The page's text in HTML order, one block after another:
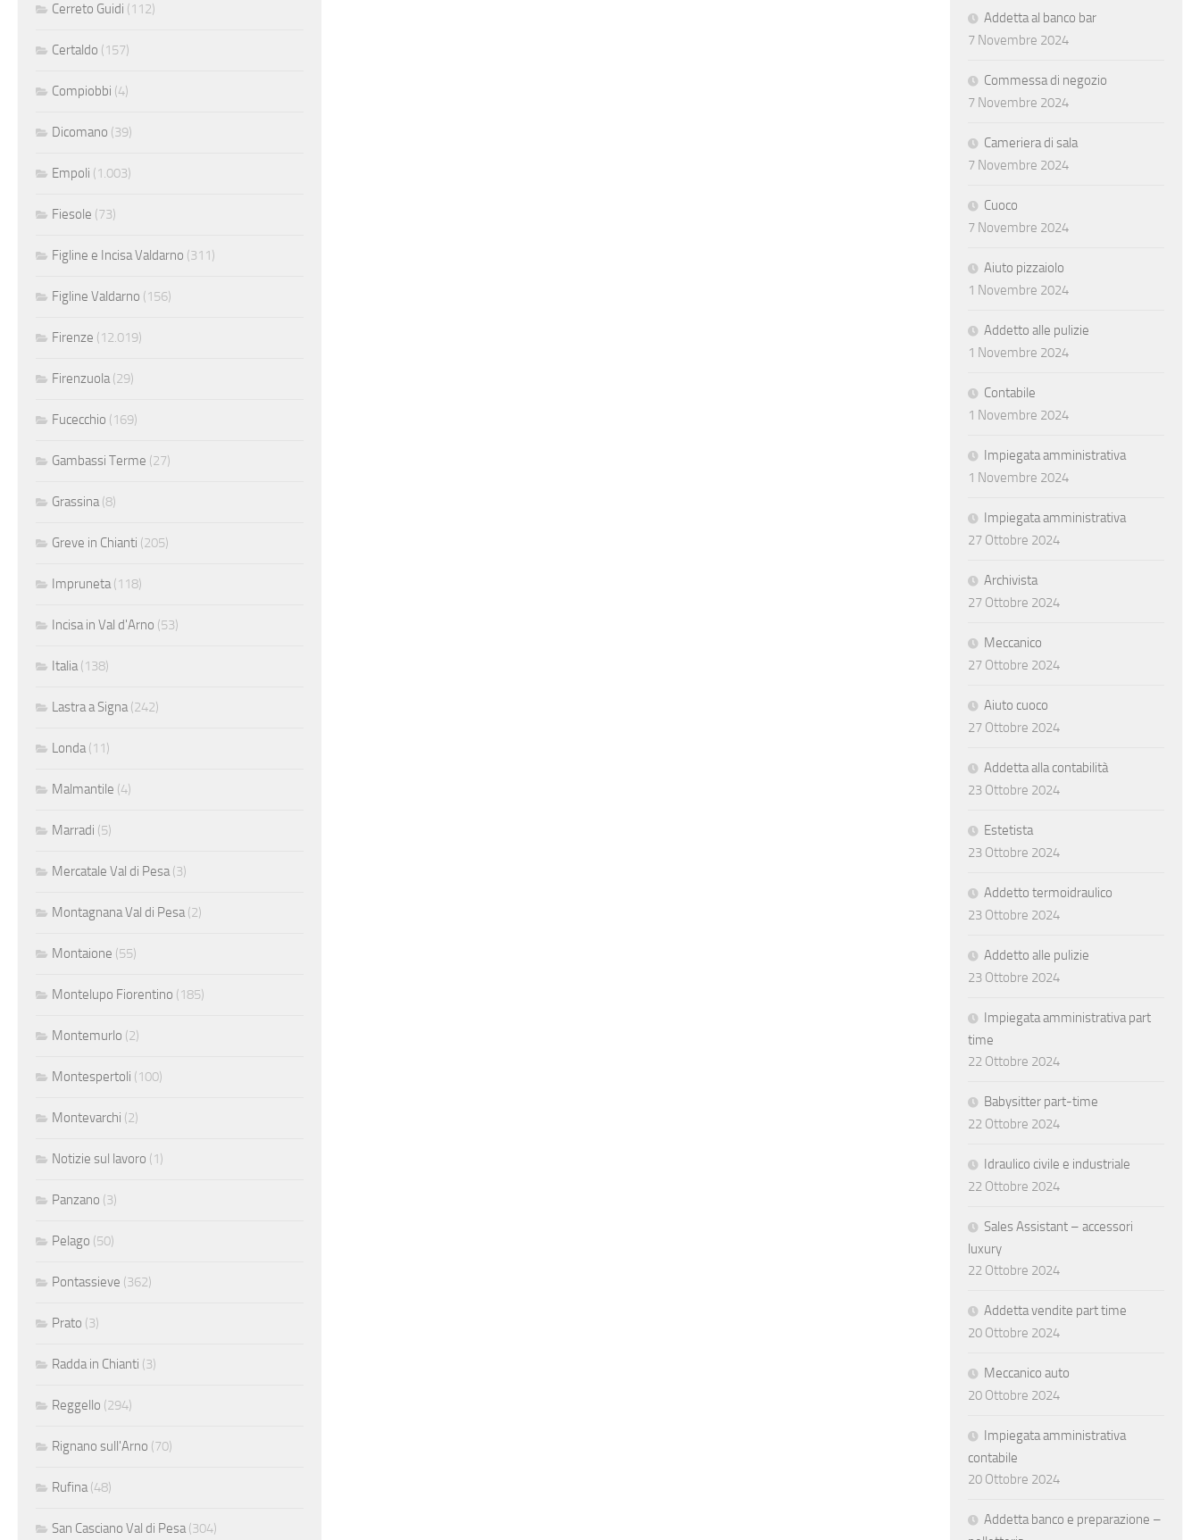
Cerreto Guidi (112)
Certaldo (157)
Compiobbi (4)
Dicomano (39)
Empoli (1.003)
Fiesole (73)
Figline e Incisa Valdarno (311)
Figline Valdarno (156)
Firenze (12.019)
Firenzuola(29)
Fucecchio (169)
Gambassi Terme (27)
Grassina(8)
Greve in Chianti (205)
Impruneta(118)
Incisa in Val d'Arno (53)
Italia(138)
Lastra a Signa(242)
Londa(11)
Malmantile (4)
Marradi (5)
Mercatale Val di Pesa(3)
Montagnana Val di Pesa(2)
Montaione (55)
Montelupo Fiorentino (185)
Montemurlo (2)
Montespertoli (100)
Montevarchi (2)
Notizie sul lavoro (1)
Panzano (3)
Pelago (50)
Pontassieve (362)
Prato (3)
Radda in Chianti (3)
Reggello (294)
Rignano sull'Arno (70)
Rufina(48)
San Casciano Val di Pesa(304)
Addetta al banco bar
7 Novembre 2024
Commessa di negozio
7 Novembre 2024
Cameriera di sala
7 Novembre 2024
Cuoco
7 Novembre 2024
Aiuto pizzaiolo
1 Novembre 2024
Addetto alle pulizie
1 Novembre 2024
Contabile
1 Novembre 2024
Impiegata amministrativa
1 Novembre 2024
Impiegata amministrativa
27 Ottobre 2024
Archivista
27 Ottobre 2024
Meccanico
27 Ottobre 2024
Aiuto cuoco
27 Ottobre 2024
Addetta alla contabilità
23 Ottobre 2024
Estetista
23 Ottobre 2024
Addetto termoidraulico
23 Ottobre 2024
Addetto alle pulizie
23 Ottobre 2024
Impiegata amministrativa part
time
22 Ottobre 2024
Babysitter part-time
22 Ottobre 2024
Idraulico civile e industriale
22 Ottobre 2024
Sales Assistant – accessori
luxury
22 Ottobre 2024
Addetta vendite part time
20 Ottobre 2024
Meccanico auto
20 Ottobre 2024
Impiegata amministrativa
contabile
20 Ottobre 2024
Addetta banco e preparazione –